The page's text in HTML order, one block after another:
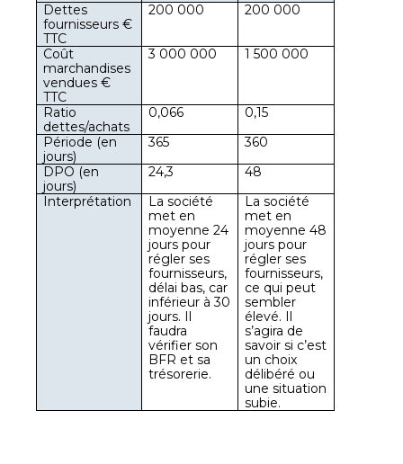
Dettes
fournisseurs €
TTC
200 000 200 000
Coût
marchandises
vendues €
TTC
3 000 000 1 500 000
Ratio
dettes/achats
0,066
0,15
Période (en
jours)
365
360
DPO (en
jours)
24,3
48
Interprétation
La société
met en
moyenne 24
jours pour
régler ses
fournisseurs,
délai bas, car
inférieur à 30
jours. Il
faudra
vérifier son
BFR et sa
trésorerie.
La société
met en
moyenne 48
jours pour
régler ses
fournisseurs,
ce qui peut
sembler
élevé. Il
s’agira de
savoir si c’est
un choix
délibéré ou
une situation
subie.